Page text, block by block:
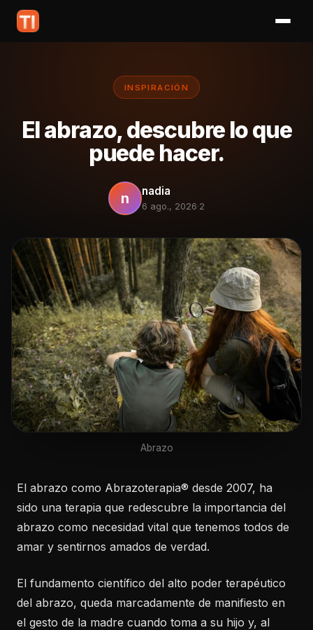
INSPIRACIÓN
El abrazo, descubre lo que
puede hacer.
n nadia
6 ago., 2026·2
Abrazo
El abrazo como Abrazoterapia® desde 2007, ha
sido una terapia que redescubre la importancia del
abrazo como necesidad vital que tenemos todos de
amar y sentirnos amados de verdad.
El fundamento científico del alto poder terapéutico
del abrazo, queda marcadamente de manifiesto en
el gesto de la madre cuando toma a su hijo y, al